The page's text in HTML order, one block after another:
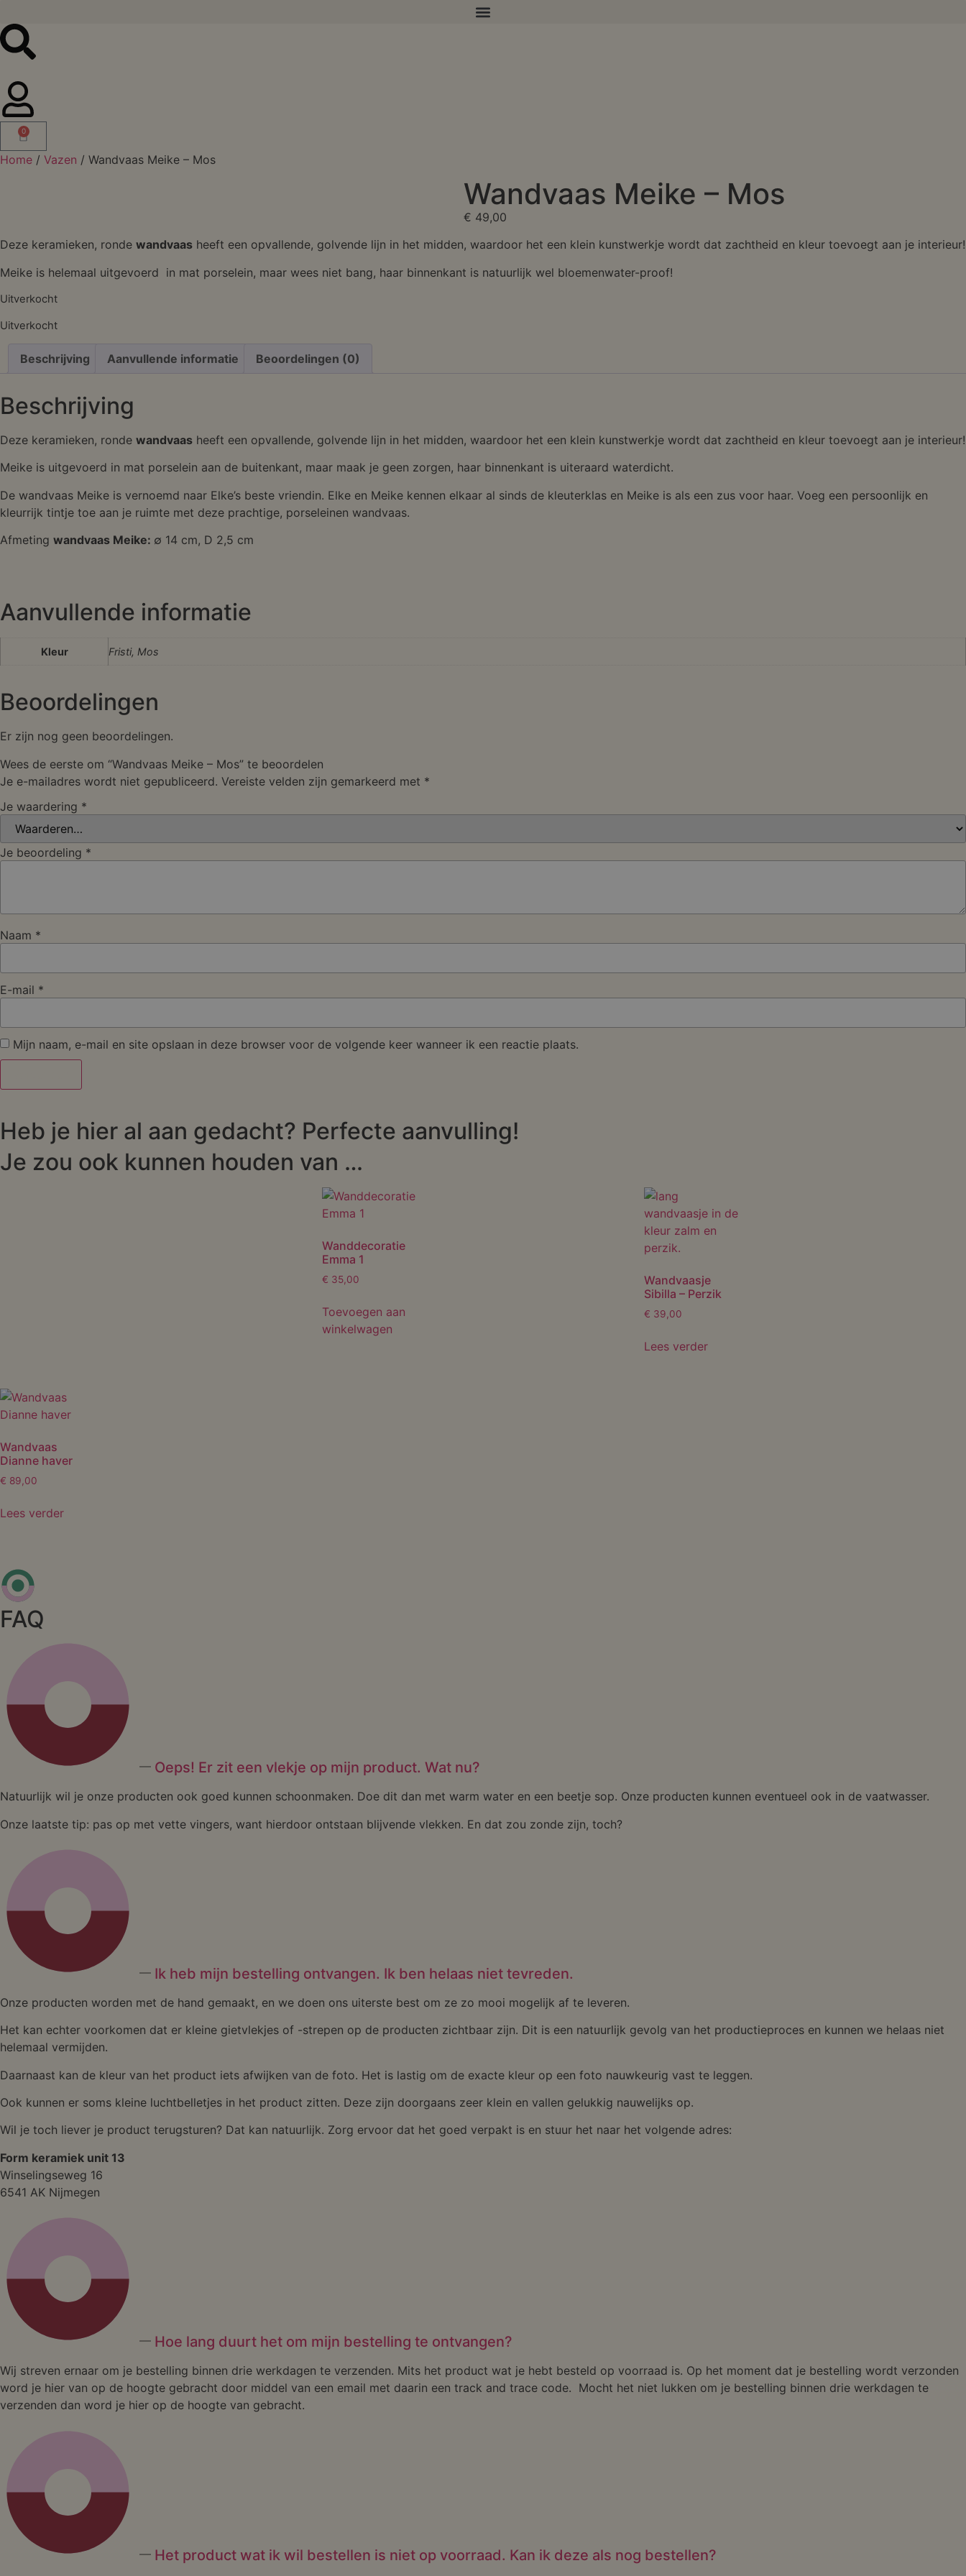
0
Home / Vazen / Wandvaas Meike – Mos
Wandvaas Meike – Mos
€ 49,00
Deze keramieken, ronde wandvaas heeft een opvallende, golvende lijn in het midden, waardoor het een klein kunstwerkje wordt dat zachtheid en kleur toevoegt aan je interieur!
Meike is helemaal uitgevoerd in mat porselein, maar wees niet bang, haar binnenkant is natuurlijk wel bloemenwater-proof!
Uitverkocht
Uitverkocht
Beschrijving Aanvullende informatie Beoordelingen (0)
Beschrijving
Deze keramieken, ronde wandvaas heeft een opvallende, golvende lijn in het midden, waardoor het een klein kunstwerkje wordt dat zachtheid en kleur toevoegt aan je interieur!
Meike is uitgevoerd in mat porselein aan de buitenkant, maar maak je geen zorgen, haar binnenkant is uiteraard waterdicht.
De wandvaas Meike is vernoemd naar Elke’s beste vriendin. Elke en Meike kennen elkaar al sinds de kleuterklas en Meike is als een zus voor haar. Voeg een persoonlijk en
kleurrijk tintje toe aan je ruimte met deze prachtige, porseleinen wandvaas.
Afmeting wandvaas Meike: ∅ 14 cm, D 2,5 cm
Aanvullende informatie
Kleur Fristi, Mos
Beoordelingen
Er zijn nog geen beoordelingen.
Wees de eerste om “Wandvaas Meike – Mos” te beoordelen
Je e-mailadres wordt niet gepubliceerd. Vereiste velden zijn gemarkeerd met *
Je waardering *
Je beoordeling *
Naam *
E-mail *
Mijn naam, e-mail en site opslaan in deze browser voor de volgende keer wanneer ik een reactie plaats.
Heb je hier al aan gedacht? Perfecte aanvulling!
Je zou ook kunnen houden van …
Wanddecoratie
Emma 1
€ 35,00
Toevoegen aan
winkelwagen
Wandvaasje
Sibilla – Perzik
€ 39,00
Lees verder
Wandvaas
Dianne haver
€ 89,00
Lees verder
FAQ
Oeps! Er zit een vlekje op mijn product. Wat nu?
Natuurlijk wil je onze producten ook goed kunnen schoonmaken. Doe dit dan met warm water en een beetje sop. Onze producten kunnen eventueel ook in de vaatwasser.
Onze laatste tip: pas op met vette vingers, want hierdoor ontstaan blijvende vlekken. En dat zou zonde zijn, toch?
Ik heb mijn bestelling ontvangen. Ik ben helaas niet tevreden.
Onze producten worden met de hand gemaakt, en we doen ons uiterste best om ze zo mooi mogelijk af te leveren.
Het kan echter voorkomen dat er kleine gietvlekjes of -strepen op de producten zichtbaar zijn. Dit is een natuurlijk gevolg van het productieproces en kunnen we helaas niet
helemaal vermijden.
Daarnaast kan de kleur van het product iets afwijken van de foto. Het is lastig om de exacte kleur op een foto nauwkeurig vast te leggen.
Ook kunnen er soms kleine luchtbelletjes in het product zitten. Deze zijn doorgaans zeer klein en vallen gelukkig nauwelijks op.
Wil je toch liever je product terugsturen? Dat kan natuurlijk. Zorg ervoor dat het goed verpakt is en stuur het naar het volgende adres:
Form keramiek unit 13
Winselingseweg 16
6541 AK Nijmegen
Hoe lang duurt het om mijn bestelling te ontvangen?
Wij streven ernaar om je bestelling binnen drie werkdagen te verzenden. Mits het product wat je hebt besteld op voorraad is. Op het moment dat je bestelling wordt verzonden
word je hier van op de hoogte gebracht door middel van een email met daarin een track and trace code. Mocht het niet lukken om je bestelling binnen drie werkdagen te
verzenden dan word je hier op de hoogte van gebracht.
Het product wat ik wil bestellen is niet op voorraad. Kan ik deze als nog bestellen?